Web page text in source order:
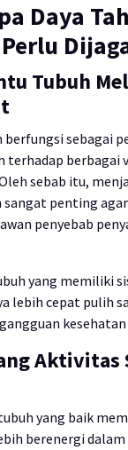
Daya
Tubuh
berfungsi sebagai
terhadap berbagai
sebab itu,
sangat penting
penyebab
yang memiliki
lebih cepat pulih
Aktivitas
yang baik
berenergi